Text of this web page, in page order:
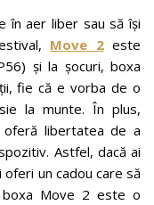
în aer liber sau să își
Move 2este
și la șocuri, boxa
fie că e vorba de o
la munte. În plus,
oferă libertatea de a
Astfel, dacă ai
oferi un cadou care să
boxa Move 2 este o